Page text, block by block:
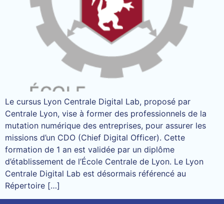
Le cursus Lyon Centrale Digital Lab, proposé par
Centrale Lyon, vise à former des professionnels de la
mutation numérique des entreprises, pour assurer les
missions d’un CDO (Chief Digital Officer). Cette
formation de 1 an est validée par un diplôme
d’établissement de l’École Centrale de Lyon. Le Lyon
Centrale Digital Lab est désormais référencé au
Répertoire […]